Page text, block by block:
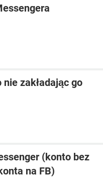
zakładając go
(konto bez
na FB)